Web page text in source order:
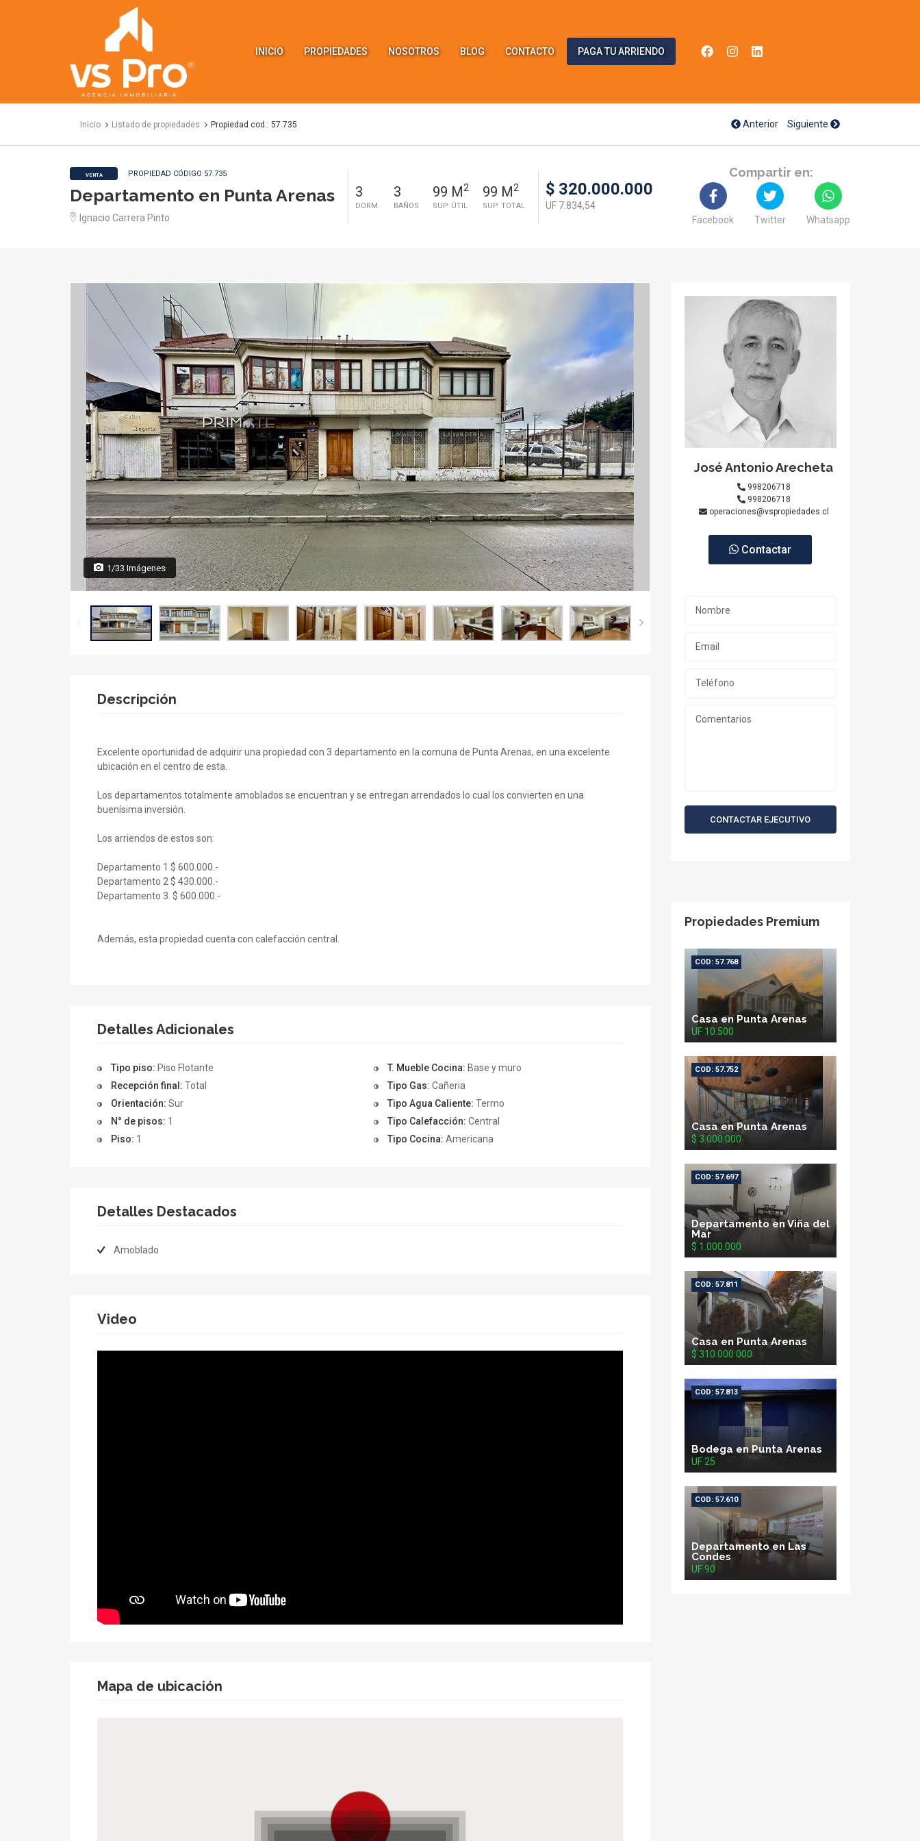
Propiedades
INICIO PROPIEDADES NOSOTROS BLOG CONTACTO PAGA TU ARRIENDO
Inicio Listado de propiedades Propiedad cod.: 57.735 Anterior Siguiente
VENTA PROPIEDAD CÓDIGO 57.735
Departamento en Punta Arenas
Ignacio Carrera Pinto
3
DORM.
3
BAÑOS
99 M2
SUP. ÚTIL
99 M2
SUP. TOTAL
$ 320.000.000
UF 7.834,54
Compartir en:
Facebook Twitter Whatsapp
1/33 Imágenes
Descripción
Excelente oportunidad de adquirir una propiedad con 3 departamento en la comuna de Punta Arenas, en una excelente
ubicación en el centro de esta.
Los departamentos totalmente amoblados se encuentran y se entregan arrendados lo cual los convierten en una
buenísima inversión.
Los arriendos de estos son:
Departamento 1 $ 600.000.-
Departamento 2 $ 430.000.-
Departamento 3. $ 600.000.-
Además, esta propiedad cuenta con calefacción central.
Detalles Adicionales
Tipo piso: Piso Flotante
Recepción final: Total
Orientación: Sur
N° de pisos: 1
Piso: 1
T. Mueble Cocina: Base y muro
Tipo Gas: Cañeria
Tipo Agua Caliente: Termo
Tipo Calefacción: Central
Tipo Cocina: Americana
Detalles Destacados
Amoblado
Video
Mapa de ubicación
José Antonio Arecheta
998206718
998206718
operaciones@vspropiedades.cl
Contactar
CONTACTAR EJECUTIVO
Propiedades Premium
COD: 57.768
Casa en Punta Arenas
UF 10.500
COD: 57.752
Casa en Punta Arenas
$ 3.000.000
COD: 57.697
Departamento en Viña del
Mar
$ 1.000.000
COD: 57.811
Casa en Punta Arenas
$ 310.000.000
COD: 57.813
Bodega en Punta Arenas
UF 25
COD: 57.610
Departamento en Las
Condes
UF 90